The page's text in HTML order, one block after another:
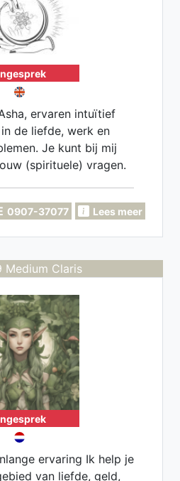
ervaren intuïtief
de liefde, werk en
Je kunt bij mij
(spirituele) vragen.
0907-37077 Lees meer
Medium Claris
ervaring Ik help je
van liefde, geld,